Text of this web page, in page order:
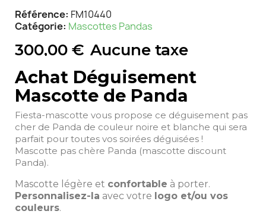
Référence FM10440
Catégorie Mascottes Pandas
300,00 € Aucune taxe
Achat Déguisement
Mascotte de Panda
Fiesta-mascotte vous propose ce déguisement pas
cher de Panda de couleur noire et blanche qui sera
parfait pour toutes vos soirées déguisées !
Mascotte pas chère Panda (mascotte discount
Panda).
Mascotte légère et confortable à porter.
Personnalisez-la avec votre logo et/ou vos
couleurs.